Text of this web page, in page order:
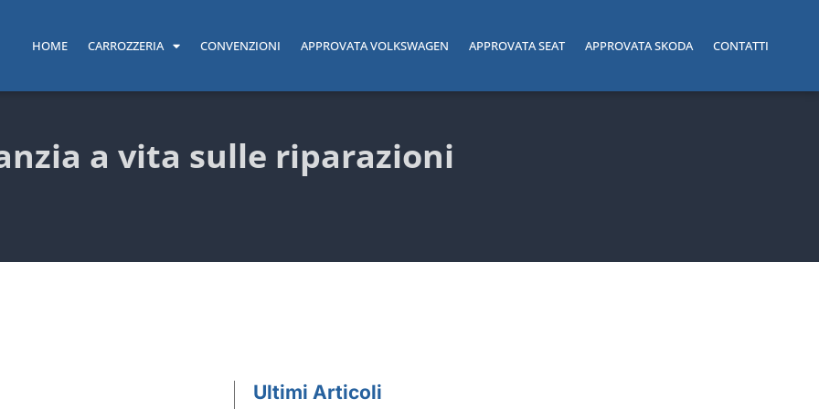
HOME CARROZZERIA CONVENZIONI APPROVATA VOLKSWAGEN APPROVATA SEAT APPROVATA SKODA CONTATTI
a vita sulle riparazioni
Ultimi Articoli